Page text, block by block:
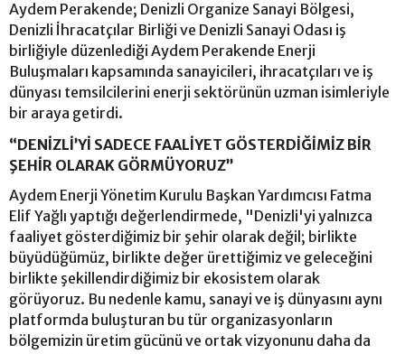
Aydem Perakende; Denizli Organize Sanayi Bölgesi,
Denizli İhracatçılar Birliği ve Denizli Sanayi Odası iş
birliğiyle düzenlediği Aydem Perakende Enerji
Buluşmaları kapsamında sanayicileri, ihracatçıları ve iş
dünyası temsilcilerini enerji sektörünün uzman isimleriyle
bir araya getirdi.
“DENİZLİ’Yİ SADECE FAALİYET GÖSTERDİĞİMİZ BİR
ŞEHİR OLARAK GÖRMÜYORUZ”
Aydem Enerji Yönetim Kurulu Başkan Yardımcısı Fatma
Elif Yağlı yaptığı değerlendirmede, "Denizli'yi yalnızca
faaliyet gösterdiğimiz bir şehir olarak değil; birlikte
büyüdüğümüz, birlikte değer ürettiğimiz ve geleceğini
birlikte şekillendirdiğimiz bir ekosistem olarak
görüyoruz. Bu nedenle kamu, sanayi ve iş dünyasını aynı
platformda buluşturan bu tür organizasyonların
bölgemizin üretim gücünü ve ortak vizyonunu daha da